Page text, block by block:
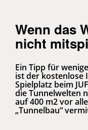
Wenn das
nicht
Ein Tipp für
ist der kostenlose
Spielplatz beim
die Tunnelwelten
auf 400 m2 vor
„Tunnelbau“